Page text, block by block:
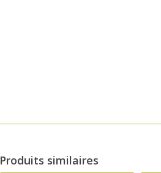
Produits similaires